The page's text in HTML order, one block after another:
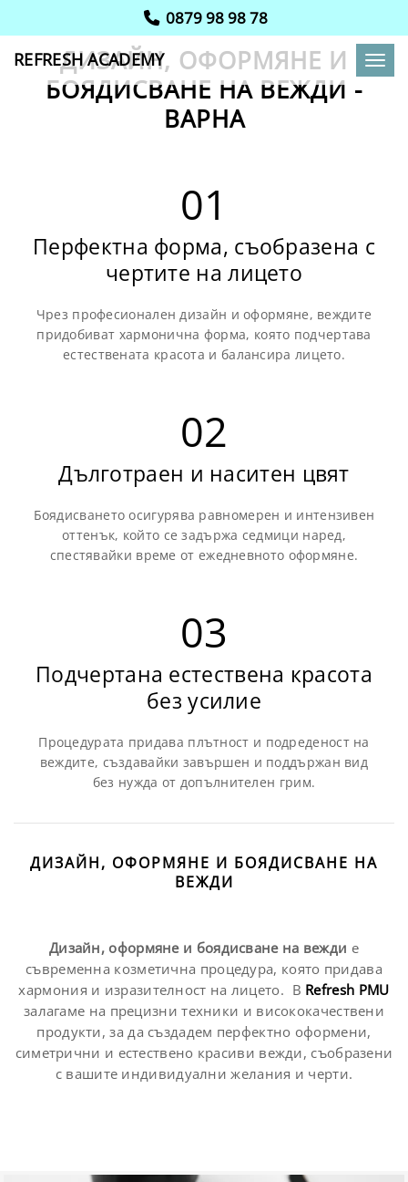
0879 98 98 78
REFRESH ACADEMY
ДИЗАЙН, ОФОРМЯНЕ И
БОЯДИСВАНЕ НА ВЕЖДИ -
ВАРНА
01
Перфектна форма, съобразена с
чертите на лицето
Чрез професионален дизайн и оформяне, веждите
придобиват хармонична форма, която подчертава
естествената красота и балансира лицето.
02
Дълготраен и наситен цвят
Боядисването осигурява равномерен и интензивен
оттенък, който се задържа седмици наред,
спестявайки време от ежедневното оформяне.
03
Подчертана естествена красота
без усилие
Процедурата придава плътност и подреденост на
веждите, създавайки завършен и поддържан вид
без нужда от допълнителен грим.
ДИЗАЙН, ОФОРМЯНЕ И БОЯДИСВАНЕ НА
ВЕЖДИ
Дизайн, оформяне и боядисване на вежди е
съвременна козметична процедура, която придава
хармония и изразителност на лицето. В Refresh PMU
залагаме на прецизни техники и висококачествени
продукти, за да създадем перфектно оформени,
симетрични и естествено красиви вежди, съобразени
с вашите индивидуални желания и черти.